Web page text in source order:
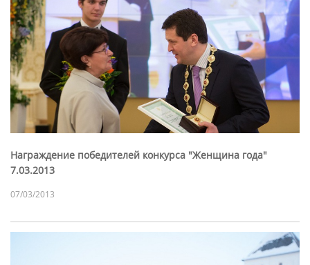
Награждение победителей конкурса "Женщина года"
7.03.2013
07/03/2013